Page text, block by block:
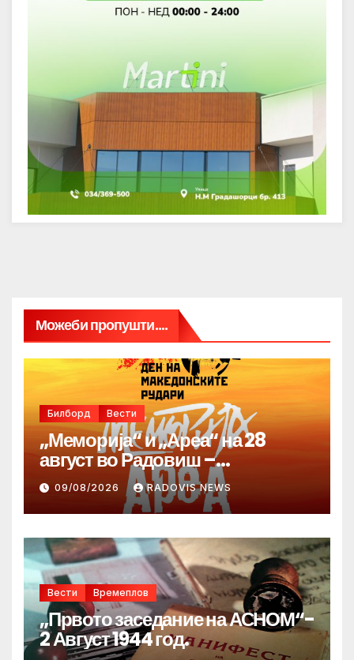
Можеби пропушти....
Билборд Вести
„Меморија“ и „Ареа“ на 28
август во Радовиш –
продолжува традицијата за
Денот на македонските рудари
09/08/2026 RADOVIS NEWS
Вести Времеплов
„Првото заседание на АСНОМ“-
2 Август 1944 год.